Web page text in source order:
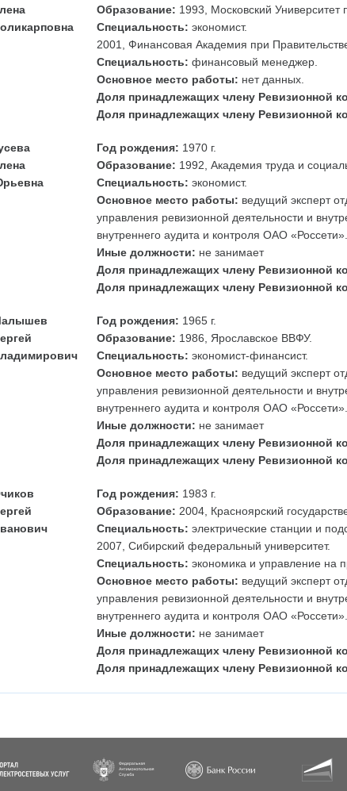
Образование: 1993, Московский Университет
Специальность: экономист.
2001, Финансовая Академия при
Специальность: финансовый менеджер.
Основное место работы: нет данных.
Доля принадлежащих члену Ревизионной
Доля принадлежащих члену Ревизионной
Год рождения: 1970 г.
Образование: 1992, Академия труда и
Специальность: экономист.
Основное место работы: ведущий эксперт
управления ревизионной деятельности и
внутреннего аудита и контроля ОАО «Россети».
Иные должности: не занимает
Доля принадлежащих члену Ревизионной
Доля принадлежащих члену Ревизионной
Год рождения: 1965 г.
Образование: 1986, Ярославское ВВФУ.
Специальность: экономист-финансист.
Основное место работы: ведущий эксперт
управления ревизионной деятельности и
внутреннего аудита и контроля ОАО «Россети».
Иные должности: не занимает
Доля принадлежащих члену Ревизионной
Доля принадлежащих члену Ревизионной
Год рождения: 1983 г.
Образование: 2004, Красноярский
Специальность: электрические станции и
2007, Сибирский федеральный университет.
Специальность: экономика и управление на
Основное место работы: ведущий эксперт
управления ревизионной деятельности и
внутреннего аудита и контроля ОАО «Россети».
Иные должности: не занимает
Доля принадлежащих члену Ревизионной
Доля принадлежащих члену Ревизионной